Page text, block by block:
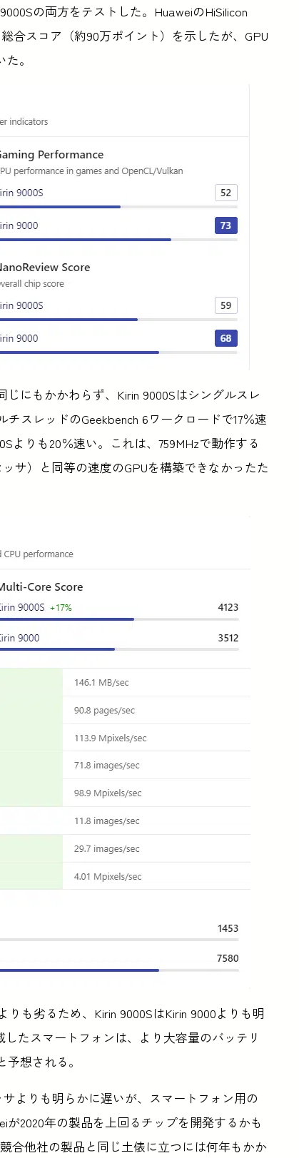
の両方をテストした。HuaweiのHiSilicon
合スコア（約90万ポイント）を示したが、GPU
。
にもかかわらず、Kirin 9000Sはシングルスレ
スレッドのGeekbench 6ワークロードで17％速
よりも20％速い。これは、759MHzで動作する
サ）と同等の速度のGPUを構築できなかったた
りも劣るため、Kirin 9000SはKirin 9000よりも明
たスマートフォンは、より大容量のバッテリ
想される。
よりも明らかに遅いが、スマートフォン用の
2020年の製品を上回るチップを開発するかも
合他社の製品と同じ土俵に立つには何年もかか